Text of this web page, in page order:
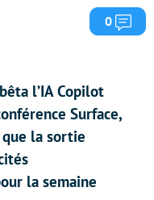
0
l’IA Copilot
Surface,
la sortie
la semaine